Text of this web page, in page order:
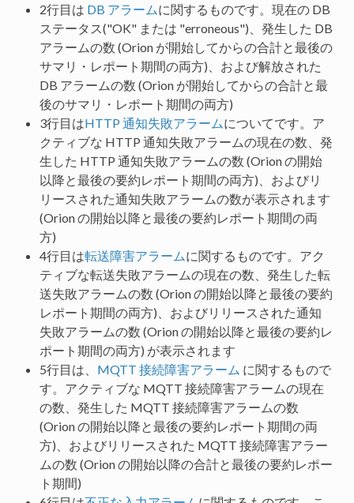
2行目は DB アラームに関するものです。現在の DB
ステータス("OK" または "erroneous")、発生した DB
アラームの数 (Orion が開始してからの合計と最後の
サマリ・レポート期間の両方)、および解放された
DB アラームの数 (Orion が開始してからの合計と最
後のサマリ・レポート期間の両方)
3行目はHTTP 通知失敗アラームについてです。ア
クティブな HTTP 通知失敗アラームの現在の数、発
生した HTTP 通知失敗アラームの数 (Orion の開始
以降と最後の要約レポート期間の両方)、およびリ
リースされた通知失敗アラームの数が表示されます
(Orion の開始以降と最後の要約レポート期間の両
方)
4行目は転送障害アラームに関するものです。アク
ティブな転送失敗アラームの現在の数、発生した転
送失敗アラームの数 (Orion の開始以降と最後の要約
レポート期間の両方)、およびリリースされた通知
失敗アラームの数 (Orion の開始以降と最後の要約レ
ポート期間の両方) が表示されます
5行目は、 MQTT 接続障害アラーム に関するもので
す。アクティブな MQTT 接続障害アラームの現在
の数、発生した MQTT 接続障害アラームの数
(Orion の開始以降と最後の要約レポート期間の両
方)、およびリリースされた MQTT 接続障害アラー
ムの数 (Orion の開始以降の合計と最後の要約レポー
ト期間)